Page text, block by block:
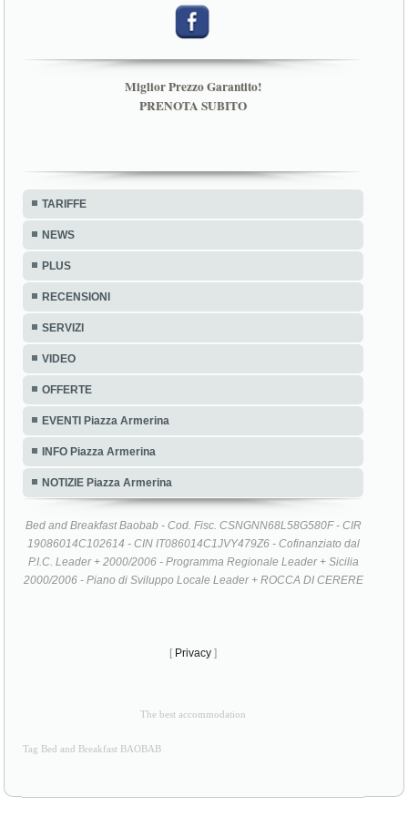
Miglior Prezzo Garantito!
PRENOTA SUBITO
TARIFFE
NEWS
PLUS
RECENSIONI
SERVIZI
VIDEO
OFFERTE
EVENTI Piazza Armerina
INFO Piazza Armerina
NOTIZIE Piazza Armerina
Bed and Breakfast Baobab - Cod. Fisc. CSNGNN68L58G580F - CIR
19086014C102614 - CIN IT086014C1JVY479Z6 - Cofinanziato dal
P.I.C. Leader + 2000/2006 - Programma Regionale Leader + Sicilia
2000/2006 - Piano di Sviluppo Locale Leader + ROCCA DI CERERE
[ Privacy ]
The best accommodation
Tag Bed and Breakfast BAOBAB